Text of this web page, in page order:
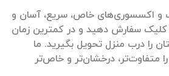
و اکسسوری‌های خاص، سریع، آسان و
سفارش دهید و در کمترین زمان
را درب منزل تحویل بگیرید. ما
را متفاوت‌تر، درخشان‌تر و خاص‌تر